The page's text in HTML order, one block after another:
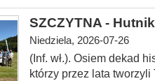
SZCZYTNA -
Niedziela, 2026-07-26
(Inf. wł.). Osiem dekad
którzy przez lata